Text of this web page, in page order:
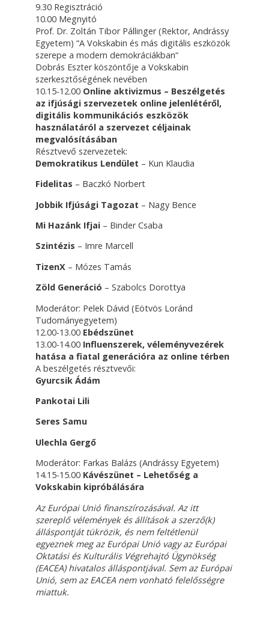
9.30 Regisztráció
10.00 Megnyitó
Prof. Dr. Zoltán Tibor Pállinger (Rektor, Andrássy
Egyetem) “A Vokskabin és más digitális eszközök
szerepe a modern demokráciákban“
Dobrás Eszter köszöntője a Vokskabin
szerkesztőségének nevében
10.15-12.00 Online aktivizmus – Beszélgetés
az ifjúsági szervezetek online jelenlétéről,
digitális kommunikációs eszközök
használatáról a szervezet céljainak
megvalósításában
Résztvevő szervezetek:
Demokratikus Lendület – Kun Klaudia
Fidelitas – Baczkó Norbert
Jobbik Ifjúsági Tagozat – Nagy Bence
Mi Hazánk Ifjai– Binder Csaba
Szintézis – Imre Marcell
TizenX– Mózes Tamás
Zöld Generáció – Szabolcs Dorottya
Moderátor: Pelek Dávid (Eötvös Loránd
Tudományegyetem)
12.00-13.00 Ebédszünet
13.00-14.00Influenszerek, véleményvezérek
hatása a fiatal generációra az online térben
A beszélgetés résztvevői:
Gyurcsik Ádám
Pankotai Lili
Seres Samu
Ulechla Gergő
Moderátor: Farkas Balázs (Andrássy Egyetem)
14.15-15.00 Kávészünet – Lehetőség a
Vokskabin kipróbálására
Az Európai Unió finanszírozásával. Az itt
szereplő vélemények és állítások a szerző(k)
álláspontját tükrözik, és nem feltétlenül
egyeznek meg az Európai Unió vagy az Európai
Oktatási és Kulturális Végrehajtó Ügynökség
(EACEA) hivatalos álláspontjával. Sem az Európai
Unió, sem az EACEA nem vonható felelősségre
miattuk.